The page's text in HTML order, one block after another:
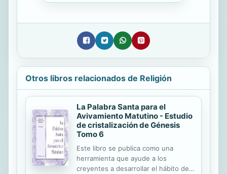
Otros libros relacionados de Religión
La Palabra Santa para el
Avivamiento Matutino - Estudio
de cristalización de Génesis
Tomo 6
Este libro se publica como una
herramienta que ayude a los
creyentes a desarrollar el hábito de